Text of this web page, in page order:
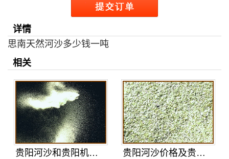
详情
思南天然河沙多少钱一吨
相关
贵阳河沙和贵阳机制沙的特点
贵阳河沙价格及贵阳河沙区分真假